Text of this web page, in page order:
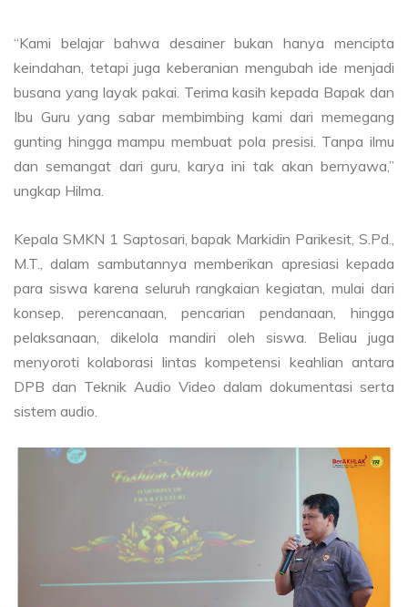
“Kami belajar bahwa desainer bukan hanya mencipta
keindahan, tetapi juga keberanian mengubah ide menjadi
busana yang layak pakai. Terima kasih kepada Bapak dan
Ibu Guru yang sabar membimbing kami dari memegang
gunting hingga mampu membuat pola presisi. Tanpa ilmu
dan semangat dari guru, karya ini tak akan bernyawa,”
ungkap Hilma.
Kepala SMKN 1 Saptosari, bapak Markidin Parikesit, S.Pd.,
M.T., dalam sambutannya memberikan apresiasi kepada
para siswa karena seluruh rangkaian kegiatan, mulai dari
konsep, perencanaan, pencarian pendanaan, hingga
pelaksanaan, dikelola mandiri oleh siswa. Beliau juga
menyoroti kolaborasi lintas kompetensi keahlian antara
DPB dan Teknik Audio Video dalam dokumentasi serta
sistem audio.